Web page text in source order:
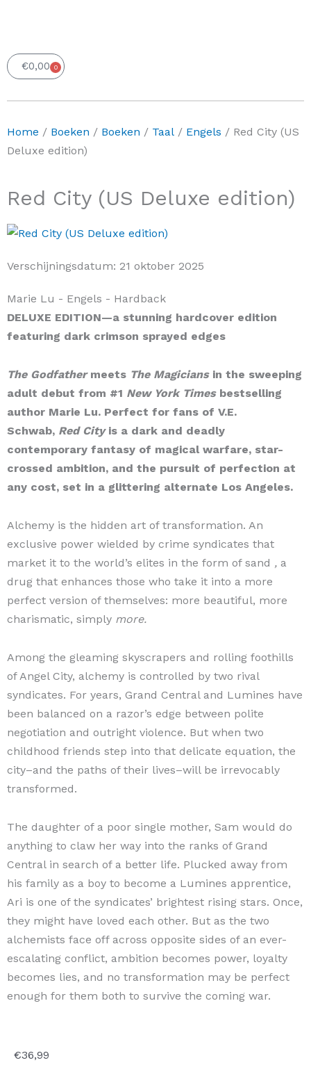
€0,00 0
Winkelwagen
Home / Boeken / Boeken / Taal / Engels / Red City (US
Deluxe edition)
Red City (US Deluxe edition)
Verschijningsdatum: 21 oktober 2025
Marie Lu - Engels - Hardback
DELUXE EDITION—a stunning hardcover edition
featuring dark crimson sprayed edges
The Godfather meets The Magicians in the sweeping
adult debut from #1 New York Times bestselling
author Marie Lu. Perfect for fans of V.E.
Schwab, Red City is a dark and deadly
contemporary fantasy of magical warfare, star-
crossed ambition, and the pursuit of perfection at
any cost, set in a glittering alternate Los Angeles.
Alchemy is the hidden art of transformation. An
exclusive power wielded by crime syndicates that
market it to the world’s elites in the form of sand , a
drug that enhances those who take it into a more
perfect version of themselves: more beautiful, more
charismatic, simply more.
Among the gleaming skyscrapers and rolling foothills
of Angel City, alchemy is controlled by two rival
syndicates. For years, Grand Central and Lumines have
been balanced on a razor’s edge between polite
negotiation and outright violence. But when two
childhood friends step into that delicate equation, the
city–and the paths of their lives–will be irrevocably
transformed.
The daughter of a poor single mother, Sam would do
anything to claw her way into the ranks of Grand
Central in search of a better life. Plucked away from
his family as a boy to become a Lumines apprentice,
Ari is one of the syndicates’ brightest rising stars. Once,
they might have loved each other. But as the two
alchemists face off across opposite sides of an ever-
escalating conflict, ambition becomes power, loyalty
becomes lies, and no transformation may be perfect
enough for them both to survive the coming war.
€36,99